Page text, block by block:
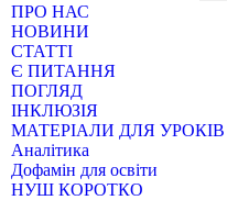
ПРО НАС
НОВИНИ
СТАТТІ
Є ПИТАННЯ
ПОГЛЯД
ІНКЛЮЗІЯ
МАТЕРІАЛИ ДЛЯ УРОКІВ
Аналітика
Дофамін для освіти
НУШ КОРОТКО